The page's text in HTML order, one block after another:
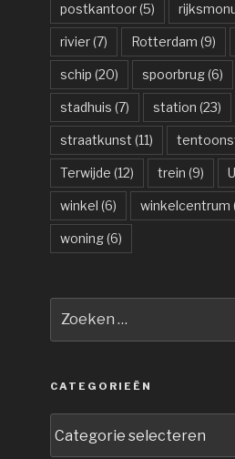
postkantoor(5)
rivier(7) Rotterdam (9)
schip (20) spoorbrug(6)
stadhuis (7) station (23)
straatkunst (11)
Terwijde (12) trein (9)
winkel (6) winkelcentrum
woning(6)
naar:
CATEGORIEËN